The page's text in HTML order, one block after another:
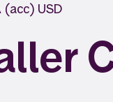
(acc) USD